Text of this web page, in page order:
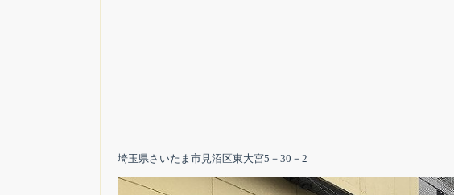
埼玉県さいたま市見沼区東大宮5－30－2